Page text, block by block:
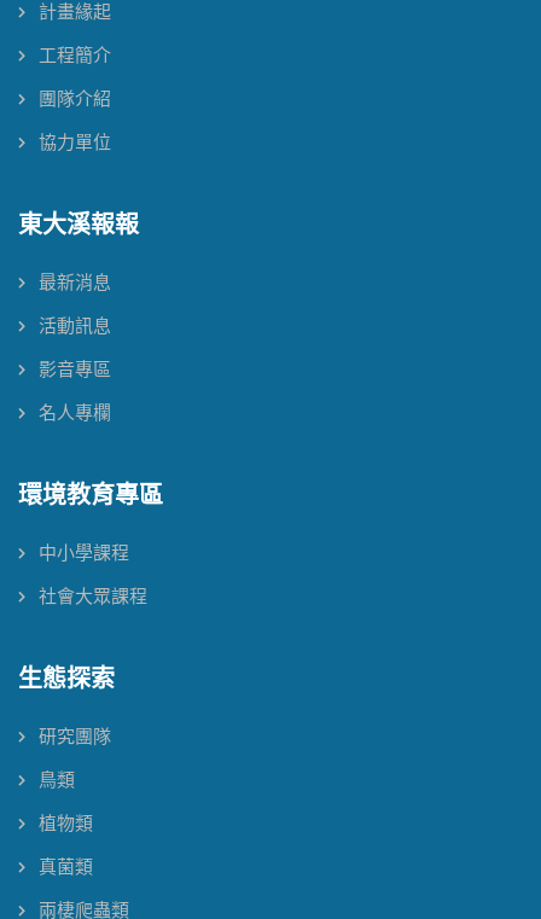
計畫緣起
工程簡介
團隊介紹
協力單位
東大溪報報
最新消息
活動訊息
影音專區
名人專欄
環境教育專區
中小學課程
社會大眾課程
生態探索
研究團隊
鳥類
植物類
真菌類
兩棲爬蟲類